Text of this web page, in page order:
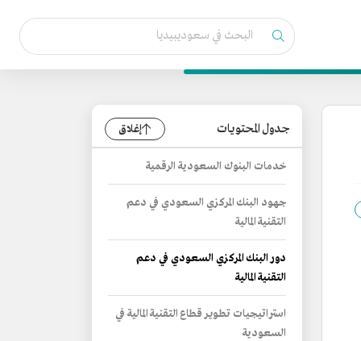
جدول المحتويات إغلاق
خدمات البنوك السعودية الرقمية
جهود البنك المركزي السعودي في دعم
التقنية المالية
دور البنك المركزي السعودي في دعم
التقنية المالية
استراتيجيات تطوير قطاع التقنية المالية في
السعودية